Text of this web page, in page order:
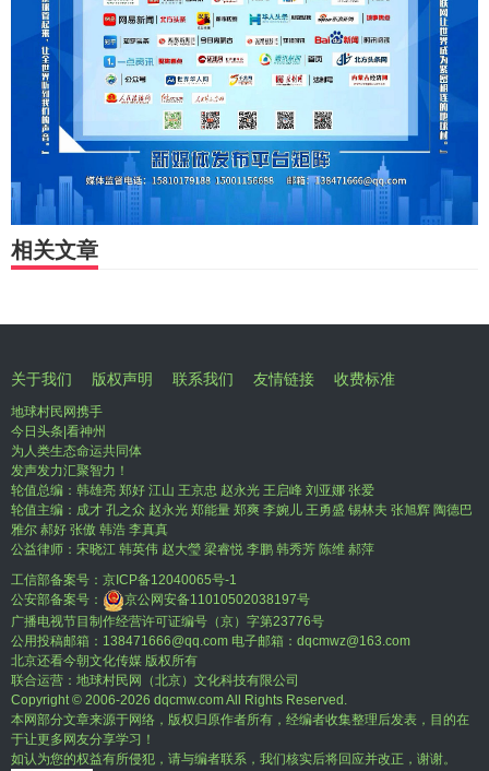
相关文章
关于我们 版权声明 联系我们 友情链接 收费标准
地球村民网携手
今日头条|看神州
为人类生态命运共同体
发声发力汇聚智力！
轮值总编：韩雄亮 郑好 江山 王京忠 赵永光 王启峰 刘亚娜 张爱
轮值主编：成才 孔之众 赵永光 郑能量 郑爽 李婉儿 王勇盛 锡林夫 张旭辉 陶德巴
雅尔 郝好 张傲 韩浩 李真真
公益律师：宋晓江 韩英伟 赵大瑩 梁睿悦 李鹏 韩秀芳 陈维 郝萍
工信部备案号： 京ICP备12040065号-1
公安部备案号：
京公网安备11010502038197号
广播电视节目制作经营许可证编号（京）字第23776号
公用投稿邮箱：138471666@qq.com 电子邮箱：dqcmwz@163.com
北京还看今朝文化传媒 版权所有
联合运营：地球村民网（北京）文化科技有限公司
Copyright © 2006-2026 dqcmw.com All Rights Reserved.
本网部分文章来源于网络，版权归原作者所有，经编者收集整理后发表，目的在
于让更多网友分享学习！
如认为您的权益有所侵犯，请与编者联系，我们核实后将回应并改正，谢谢。